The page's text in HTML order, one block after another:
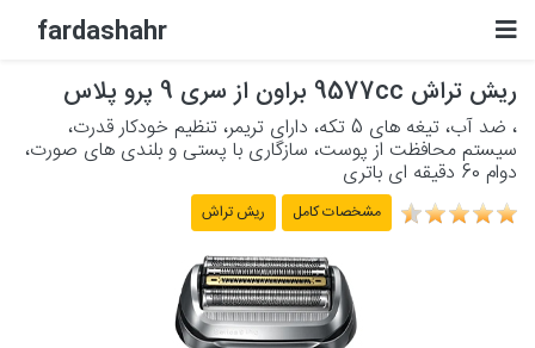
fardashahr
ریش تراش 9577cc براون از سری 9 پرو پلاس
، ضد آب، تیغه های 5 تکه، دارای تریمر، تنظیم خودکار قدرت،
سیستم محافظت از پوست، سازگاری با پستی و بلندی های صورت،
دوام 60 دقیقه ای باتری
مشخصات کامل ریش تراش
لوازم الکترونیکی
لوازم خانگی برقی
لوازم شخصی برقی